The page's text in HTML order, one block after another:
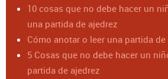
10 cosas que no debe hacer un
una partida de ajedrez
Cómo anotar o leer una partida de
5 Cosas que no debe hacer un
partida de ajedrez